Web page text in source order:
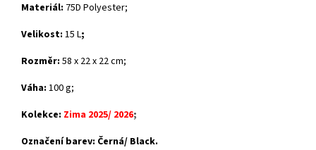
Materiál: 75D Polyester;
Velikost: 15 L;
Rozměr: 58 x 22 x 22 cm;
Váha: 100 g;
Kolekce: Zima 2025/ 2026;
Označení barev: Černá/ Black.